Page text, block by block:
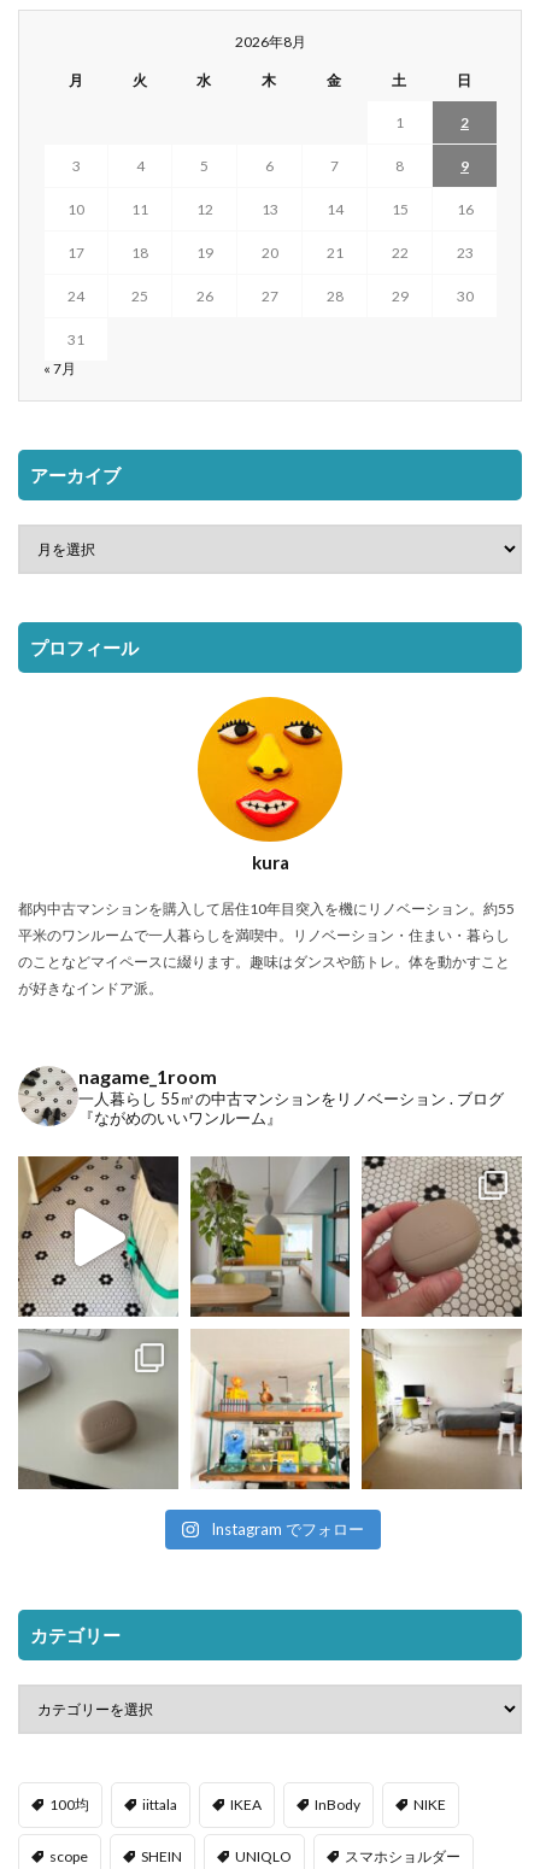
2026年8月
月 火 水 木 金 土 日
1 2
3 4 5 6 7 8 9
10 11 12 13 14 15 16
17 18 19 20 21 22 23
24 25 26 27 28 29 30
31
« 7月
アーカイブ
プロフィール
kura
都内中古マンションを購入して居住10年目突入を機にリノベーション。約55
平米のワンルームで一人暮らしを満喫中。リノベーション・住まい・暮らし
のことなどマイペースに綴ります。趣味はダンスや筋トレ。体を動かすこと
が好きなインドア派。
nagame_1room
一人暮らし 55㎡の中古マンションをリノベーション . ブログ
『ながめのいいワンルーム』
Instagram でフォロー
カテゴリー
100均 iittala IKEA InBody NIKE
scope SHEIN UNIQLO スマホショルダー